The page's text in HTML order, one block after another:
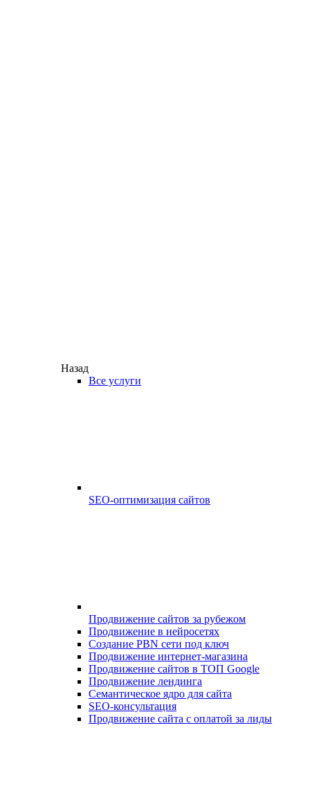
Назад
Все услуги
SEO-оптимизация сайтов
Продвижение сайтов за рубежом
Продвижение в нейросетях
Создание PBN сети под ключ
Продвижение интернет-магазина
Продвижение сайтов в ТОП Google
Продвижение лендинга
Семантическое ядро для сайта
SEO-консультация
Продвижение сайта с оплатой за лиды